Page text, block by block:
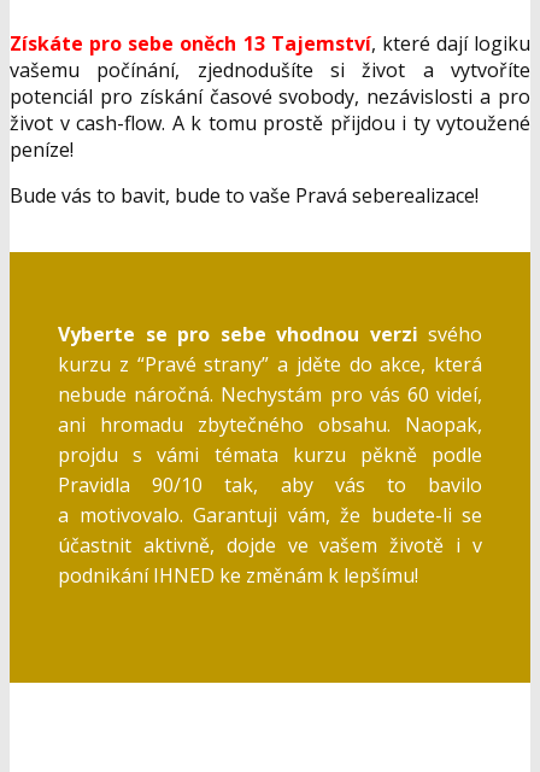
Získáte pro sebe oněch 13 Tajemství, které dají logiku
vašemu počínání, zjednodušíte si život a vytvoříte
potenciál pro získání časové svobody, nezávislosti a pro
život v cash-flow. A k tomu prostě přijdou i ty vytoužené
peníze!
Bude vás to bavit, bude to vaše Pravá seberealizace!
Vyberte se pro sebe vhodnou verzi svého
kurzu z “Pravé strany” a jděte do akce, která
nebude náročná. Nechystám pro vás 60 videí,
ani hromadu zbytečného obsahu. Naopak,
projdu s vámi témata kurzu pěkně podle
Pravidla 90/10 tak, aby vás to bavilo
a motivovalo. Garantuji vám, že budete-li se
účastnit aktivně, dojde ve vašem životě i v
podnikání IHNED ke změnám k lepšímu!